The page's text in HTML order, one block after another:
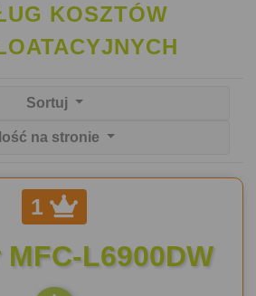
KOSZTÓW
Sortuj
Ilość na stronie
1
L6900DW